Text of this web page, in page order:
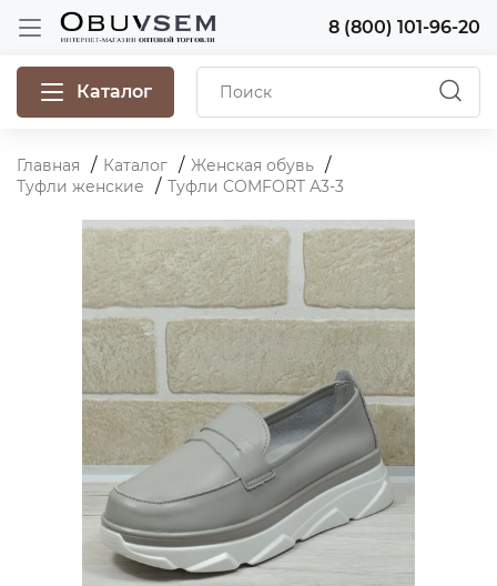
8 (800) 101-96-20
Каталог
Главная Каталог
Женская обувь
Туфли женские
Туфли COMFORT А3-3